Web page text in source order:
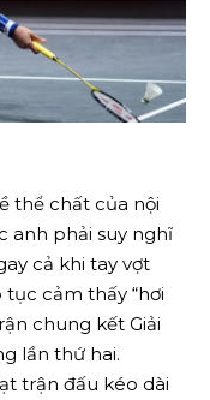
thể chất của nội
anh phải suy nghĩ
cả khi tay vợt
cảm thấy “hơi
chung kết Giải
lần thứ hai.
trận đấu kéo dài